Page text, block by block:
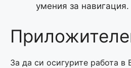
умения за навигация.
За да си осигурите работа в